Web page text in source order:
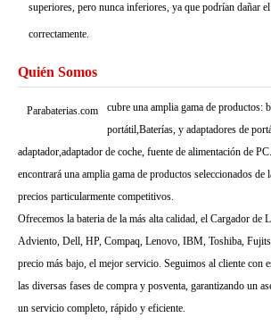
superiores, pero nunca inferiores, ya que podrían dañar
correctamente.
Quién Somos
Parabaterias.com
cubre una amplia gama de productos:
portátil,Baterías, y adaptadores de
adaptador,adaptador de coche, fuente de alimentación de
encontrará una amplia gama de productos seleccionados de
precios particularmente competitivos.
Ofrecemos la bateria de la más alta calidad, el Cargador de
Adviento, Dell, HP, Compaq, Lenovo, IBM, Toshiba,
precio más bajo, el mejor servicio. Seguimos al cliente con
las diversas fases de compra y posventa, garantizando un
un servicio completo, rápido y eficiente.